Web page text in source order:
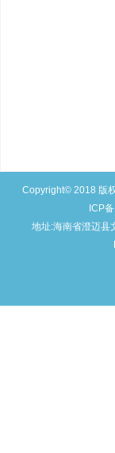
Copyright© 2018 版
ICP
地址:海南省澄迈县